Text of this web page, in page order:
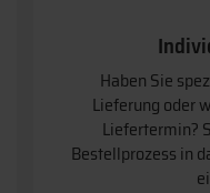
Haben Sie
Lieferung oder
Liefertermin?
Bestellprozess in